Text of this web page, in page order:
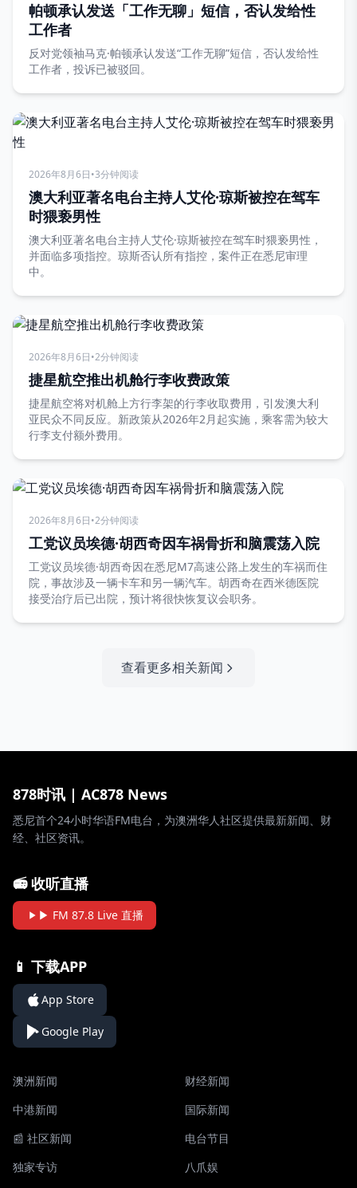
帕顿承认发送「工作无聊」短信，否认发给性
工作者
反对党领袖马克·帕顿承认发送“工作无聊”短信，否认发给性
工作者，投诉已被驳回。
2026年8月6日•3分钟阅读
澳大利亚著名电台主持人艾伦·琼斯被控在驾车
时猥亵男性
澳大利亚著名电台主持人艾伦·琼斯被控在驾车时猥亵男性，
并面临多项指控。琼斯否认所有指控，案件正在悉尼审理
中。
2026年8月6日•2分钟阅读
捷星航空推出机舱行李收费政策
捷星航空将对机舱上方行李架的行李收取费用，引发澳大利
亚民众不同反应。新政策从2026年2月起实施，乘客需为较大
行李支付额外费用。
2026年8月6日•2分钟阅读
工党议员埃德·胡西奇因车祸骨折和脑震荡入院
工党议员埃德·胡西奇因在悉尼M7高速公路上发生的车祸而住
院，事故涉及一辆卡车和另一辆汽车。胡西奇在西米德医院
接受治疗后已出院，预计将很快恢复议会职务。
查看更多相关新闻
878时讯 | AC878 News
悉尼首个24小时华语FM电台，为澳洲华人社区提供最新新闻、财
经、社区资讯。
📻 收听直播
▶ FM 87.8 Live 直播
📱 下载APP
App Store
Google Play
澳洲新闻
财经新闻
中港新闻
国际新闻
📰 社区新闻
电台节目
独家专访
八爪娱